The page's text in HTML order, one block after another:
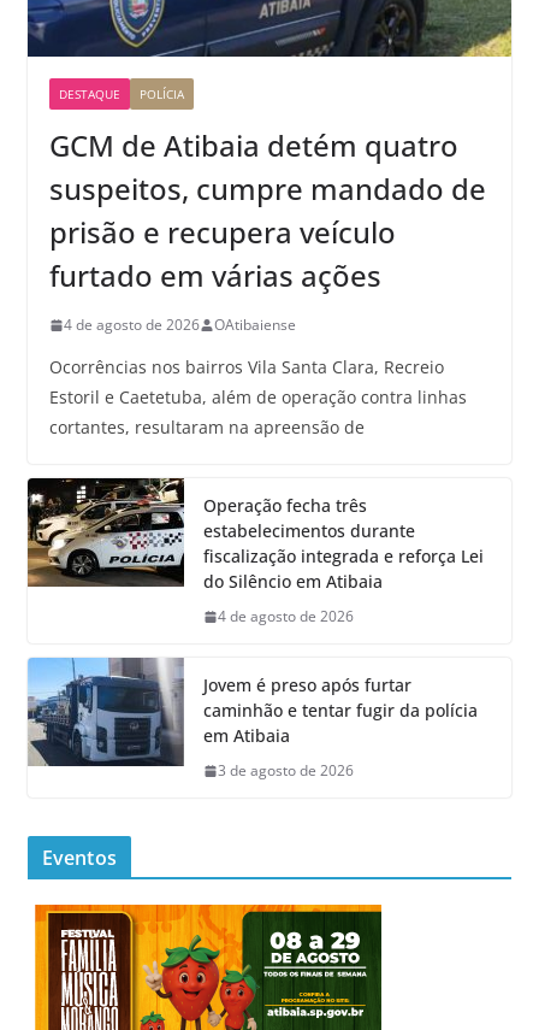
DESTAQUE POLÍCIA
GCM de Atibaia detém quatro
suspeitos, cumpre mandado de
prisão e recupera veículo
furtado em várias ações
4 de agosto de 2026 OAtibaiense
Ocorrências nos bairros Vila Santa Clara, Recreio
Estoril e Caetetuba, além de operação contra linhas
cortantes, resultaram na apreensão de
Operação fecha três
estabelecimentos durante
fiscalização integrada e reforça Lei
do Silêncio em Atibaia
4 de agosto de 2026
Jovem é preso após furtar
caminhão e tentar fugir da polícia
em Atibaia
3 de agosto de 2026
Eventos